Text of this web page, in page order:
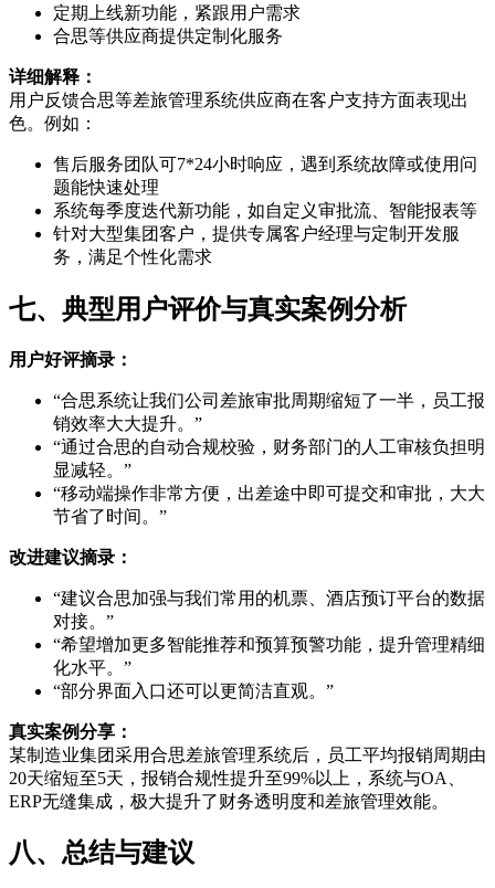
定期上线新功能，紧跟用户需求
合思等供应商提供定制化服务
详细解释：
用户反馈合思等差旅管理系统供应商在客户支持方面表现出
色。例如：
售后服务团队可7*24小时响应，遇到系统故障或使用问
题能快速处理
系统每季度迭代新功能，如自定义审批流、智能报表等
针对大型集团客户，提供专属客户经理与定制开发服
务，满足个性化需求
七、典型用户评价与真实案例分析
用户好评摘录：
“合思系统让我们公司差旅审批周期缩短了一半，员工报
销效率大大提升。”
“通过合思的自动合规校验，财务部门的人工审核负担明
显减轻。”
“移动端操作非常方便，出差途中即可提交和审批，大大
节省了时间。”
改进建议摘录：
“建议合思加强与我们常用的机票、酒店预订平台的数据
对接。”
“希望增加更多智能推荐和预算预警功能，提升管理精细
化水平。”
“部分界面入口还可以更简洁直观。”
真实案例分享：
某制造业集团采用合思差旅管理系统后，员工平均报销周期由
20天缩短至5天，报销合规性提升至99%以上，系统与OA、
ERP无缝集成，极大提升了财务透明度和差旅管理效能。
八、总结与建议